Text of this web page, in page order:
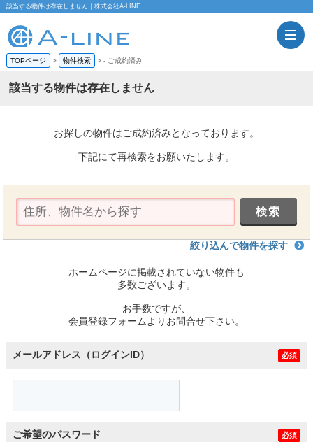
該当する物件は存在しません｜株式会社A-LINE
TOPページ > 物件検索 >- ご成約済み
該当する物件は存在しません
お探しの物件はご成約済みとなっております。
下記にて再検索をお願いたします。
絞り込んで物件を探す
ホームページに掲載されていない物件も
多数ございます。
お手数ですが、
会員登録フォームよりお問合せ下さい。
メールアドレス（ログインID） 必須
ご希望のパスワード 必須